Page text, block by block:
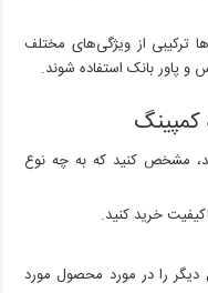
ترکیبی از ویژگی‌های مختلف
و پاور بانک استفاده شوند.
کمپینگ
مشخص کنید که به چه نوع
خرید کنید.
دیگر را در مورد محصول مورد